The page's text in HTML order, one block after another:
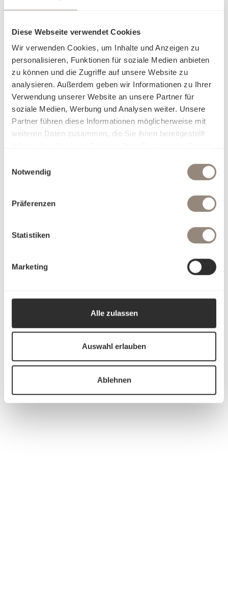
Diese Webseite verwendet Cookies
Wir verwenden Cookies, um Inhalte und Anzeigen zu
personalisieren, Funktionen für soziale Medien anbieten
zu können und die Zugriffe auf unsere Website zu
analysieren. Außerdem geben wir Informationen zu Ihrer
Verwendung unserer Website an unsere Partner für
soziale Medien, Werbung und Analysen weiter. Unsere
Partner führen diese Informationen möglicherweise mit
weiteren Daten zusammen, die Sie ihnen bereitgestellt
Notwendig
Präferenzen
Statistiken
Marketing
Alle zulassen
Auswahl erlauben
Ablehnen